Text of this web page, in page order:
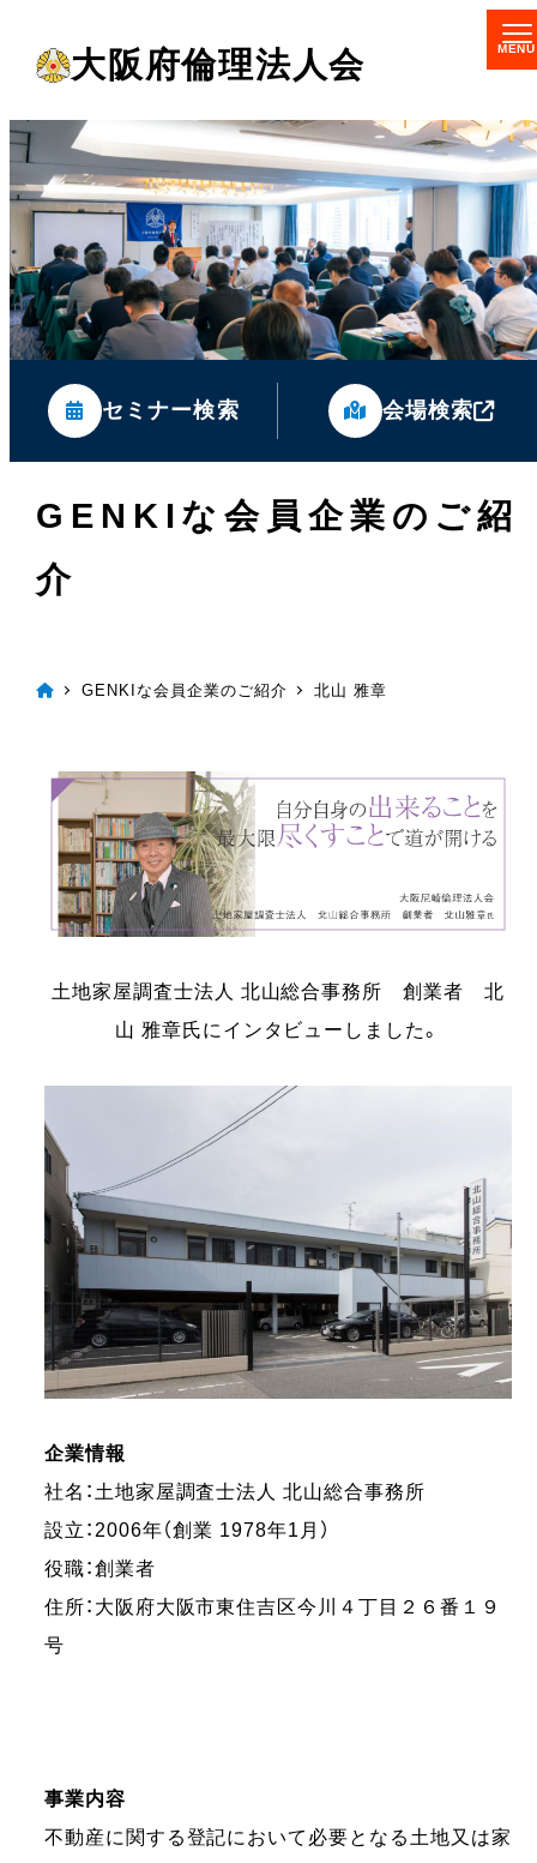
コ
ン
テ
ン
ツ
へ
大阪府倫理法人会
セミナー検索 会場検索
GENKIな会員企業のご紹
介
GENKIな会員企業のご紹介 北山 雅章
土地家屋調査士法人 北山総合事務所 創業者 北
山 雅章氏にインタビューしました。
企業情報
社名：土地家屋調査士法人 北山総合事務所
設立：2006年（創業 1978年1月）
役職：創業者
住所：大阪府大阪市東住吉区今川４丁目２６番１９
号
事業内容
不動産に関する登記において必要となる土地又は家